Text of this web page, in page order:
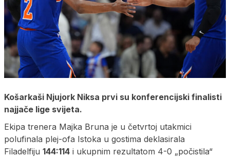
Košarkaši Njujork Niksa prvi su konferencijski finalisti
najjače lige svijeta.
Ekipa trenera Majka Bruna je u četvrtoj utakmici
polufinala plej-ofa Istoka u gostima deklasirala
Filadelfiju 144:114 i ukupnim rezultatom 4-0 „počistila“